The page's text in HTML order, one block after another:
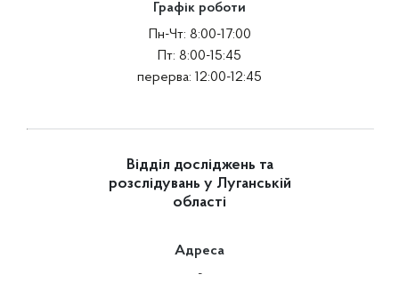
Графік роботи
Пн-Чт: 8:00-17:00
Пт: 8:00-15:45
перерва: 12:00-12:45
Відділ досліджень та
розслідувань у Луганській
області
Адреса
-